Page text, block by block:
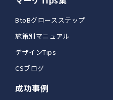
BtoBグロースステップ
施策別マニュアル
デザインTips
CSブログ
成功事例